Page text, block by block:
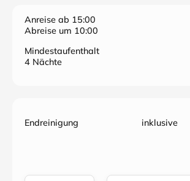
Anreise ab 15:00
Abreise um 10:00
Mindestaufenthalt
4 Nächte
Endreinigung inklusive